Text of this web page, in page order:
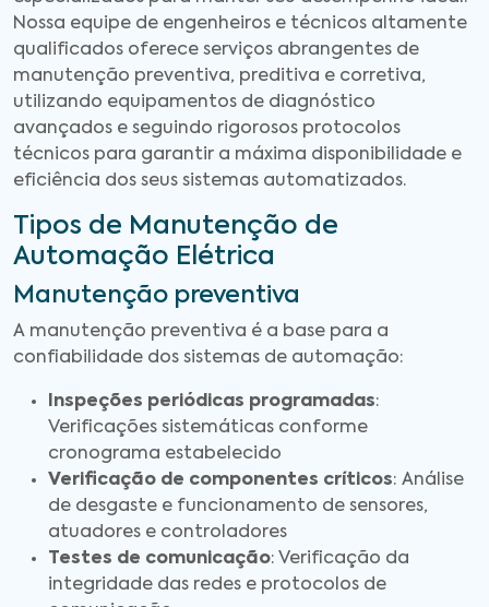
Nossa equipe de engenheiros e técnicos altamente
qualificados oferece serviços abrangentes de
manutenção preventiva, preditiva e corretiva,
utilizando equipamentos de diagnóstico
avançados e seguindo rigorosos protocolos
técnicos para garantir a máxima disponibilidade e
eficiência dos seus sistemas automatizados.
Tipos de Manutenção de
Automação Elétrica
Manutenção preventiva
A manutenção preventiva é a base para a
confiabilidade dos sistemas de automação:
Inspeções periódicas programadas:
Verificações sistemáticas conforme
cronograma estabelecido
Verificação de componentes críticos: Análise
de desgaste e funcionamento de sensores,
atuadores e controladores
Testes de comunicação: Verificação da
integridade das redes e protocolos de